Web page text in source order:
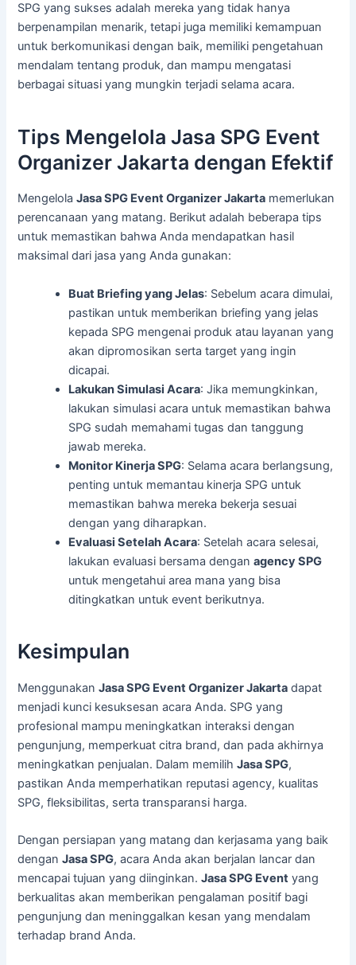
SPG yang sukses adalah mereka yang tidak hanya
berpenampilan menarik, tetapi juga memiliki kemampuan
untuk berkomunikasi dengan baik, memiliki pengetahuan
mendalam tentang produk, dan mampu mengatasi
berbagai situasi yang mungkin terjadi selama acara.
Tips Mengelola Jasa SPG Event
Organizer Jakarta dengan Efektif
MengelolaJasa SPG Event Organizer Jakarta memerlukan
perencanaan yang matang. Berikut adalah beberapa tips
untuk memastikan bahwa Anda mendapatkan hasil
maksimal dari jasa yang Anda gunakan:
Buat Briefing yang Jelas: Sebelum acara dimulai,
pastikan untuk memberikan briefing yang jelas
kepada SPG mengenai produk atau layanan yang
akan dipromosikan serta target yang ingin
dicapai.
Lakukan Simulasi Acara: Jika memungkinkan,
lakukan simulasi acara untuk memastikan bahwa
SPG sudah memahami tugas dan tanggung
jawab mereka.
Monitor Kinerja SPG: Selama acara berlangsung,
penting untuk memantau kinerja SPG untuk
memastikan bahwa mereka bekerja sesuai
dengan yang diharapkan.
Evaluasi Setelah Acara: Setelah acara selesai,
lakukan evaluasi bersama denganagency SPG
untuk mengetahui area mana yang bisa
ditingkatkan untuk event berikutnya.
Kesimpulan
MenggunakanJasa SPG Event Organizer Jakarta dapat
menjadi kunci kesuksesan acara Anda. SPG yang
profesional mampu meningkatkan interaksi dengan
pengunjung, memperkuat citra brand, dan pada akhirnya
meningkatkan penjualan. Dalam memilihJasa SPG,
pastikan Anda memperhatikan reputasi agency, kualitas
SPG, fleksibilitas, serta transparansi harga.
Dengan persiapan yang matang dan kerjasama yang baik
denganJasa SPG, acara Anda akan berjalan lancar dan
mencapai tujuan yang diinginkan.Jasa SPG Event yang
berkualitas akan memberikan pengalaman positif bagi
pengunjung dan meninggalkan kesan yang mendalam
terhadap brand Anda.